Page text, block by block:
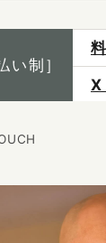
い制］
X